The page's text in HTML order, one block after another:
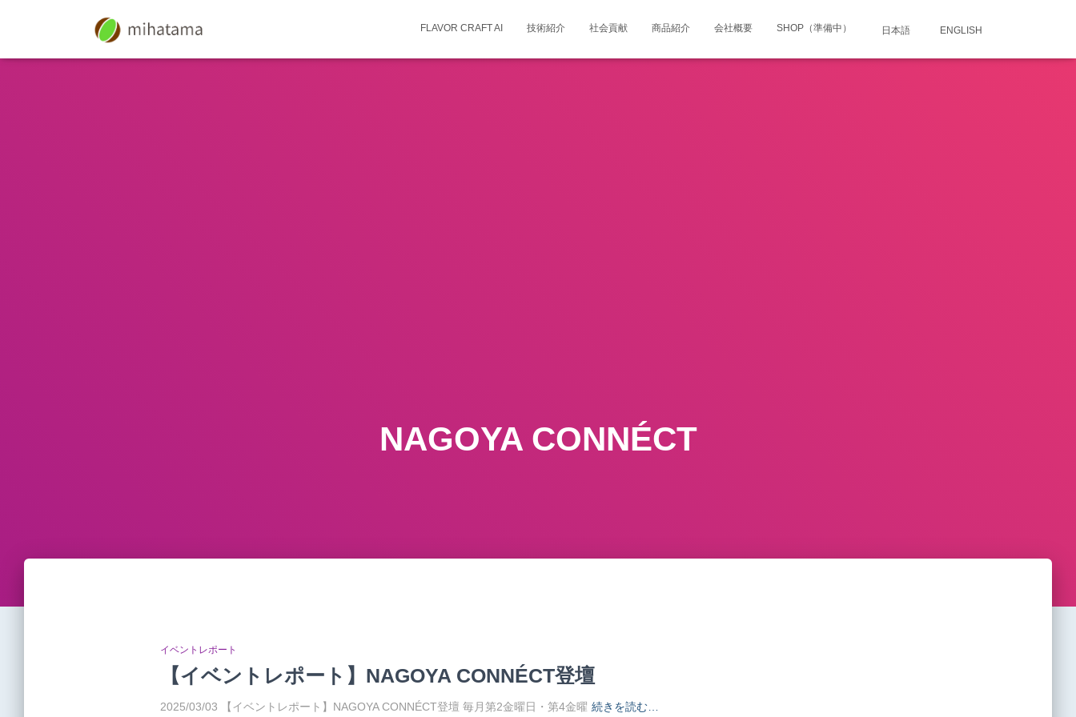
FLAVOR CRAFT AI 技術紹介 社会貢献 商品紹介 会社概要 SHOP（準備中） 日本語 ENGLISH
NAGOYA CONNÉCT
イベントレポート
【イベントレポート】NAGOYA CONNÉCT登壇
2025/03/03 【イベントレポート】NAGOYA CONNÉCT登壇 毎月第2金曜日・第4金曜 続きを読む…